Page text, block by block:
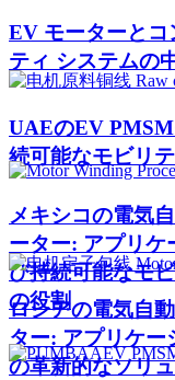
EV モーターとコ
ティ システムの
UAEのEV
続可能なモビリ
メキシコの電気
ーター: アプリケ
び持続可能なモ
の役割
ロシアの電気自
ター: アプリケ
の革新的なソリ